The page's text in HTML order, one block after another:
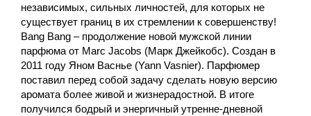
независимых, сильных личностей, для которых не
существует границ в их стремлении к совершенству!
Bang Bang – продолжение новой мужской линии
парфюма от Marc Jacobs (Марк Джейкобс). Создан в
2011 году Яном Васнье (Yann Vasnier). Парфюмер
поставил перед собой задачу сделать новую версию
аромата более живой и жизнерадостной. В итоге
получился бодрый и энергичный утренне-дневной